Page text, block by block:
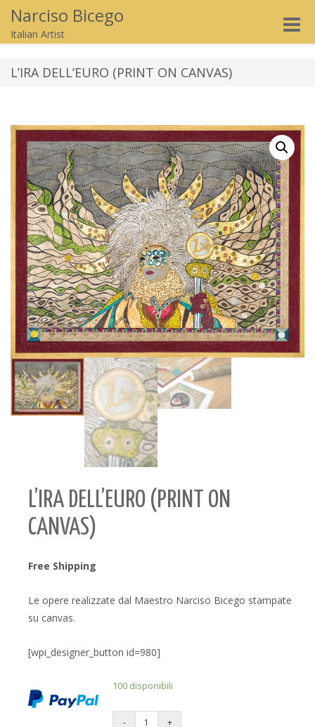
Narciso Bicego
Italian Artist
Toggle
L’IRA DELL’EURO (PRINT ON CANVAS)
L’IRA DELL’EURO (PRINT ON
CANVAS)
Free Shipping
Le opere realizzate dal Maestro Narciso Bicego stampate
su canvas.
[wpi_designer_button id=980]
100 disponibili
Quantity